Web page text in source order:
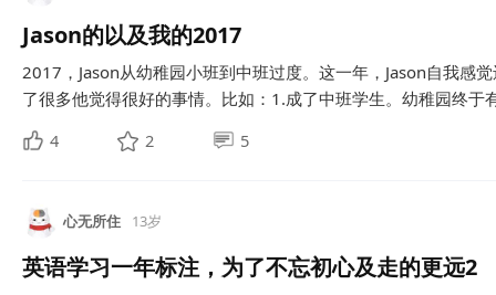
Jason的以及我的2017
2017，Jason从幼稚园小班到中班过度。这一年，Jason自我感
了很多他觉得很好的事情。比如：1.成了中班学生。幼稚园终于
4
2 5
心无所住 13岁
英语学习一年标注，为了不忘初心及走的更远2